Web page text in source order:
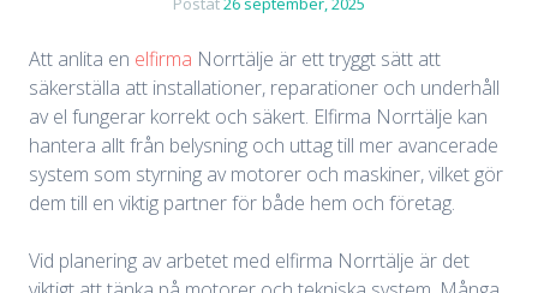
Att anlita en elfirma Norrtälje är ett tryggt sätt att
säkerställa att installationer, reparationer och underhåll
av el fungerar korrekt och säkert. Elfirma Norrtälje kan
hantera allt från belysning och uttag till mer avancerade
system som styrning av motorer och maskiner, vilket gör
dem till en viktig partner för både hem och företag.
Vid planering av arbetet med elfirma Norrtälje är det